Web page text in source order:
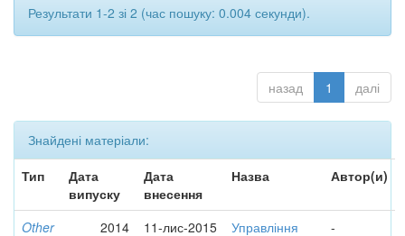
Результати 1-2 зі 2 (час пошуку: 0.004 секунди).
назад 1 далі
Знайдені матеріали:
Тип
Дата
випуску
Дата
внесення
Назва Автор(и)
Other 2014 11-лис-2015
Управління
-